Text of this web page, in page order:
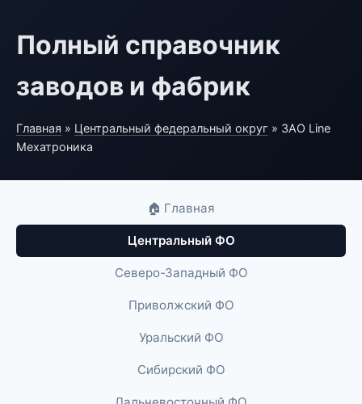
Полный справочник
заводов и фабрик
Главная » Центральный федеральный округ » ЗАО Line
Мехатроника
🏠 Главная
Центральный ФО
Северо-Западный ФО
Приволжский ФО
Уральский ФО
Сибирский ФО